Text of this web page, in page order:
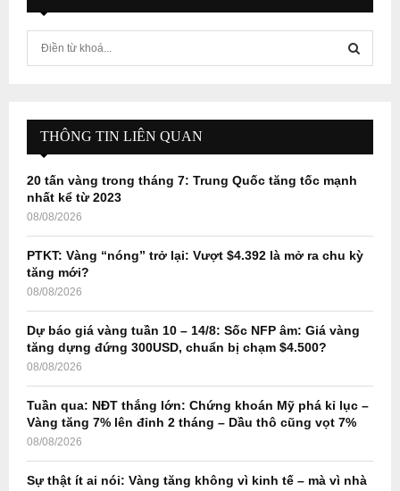
f
r
E
A
H
THÔNG TIN LIÊN QUAN
20 tấn vàng trong tháng 7: Trung Quốc tăng tốc mạnh
nhất kể từ 2023
08/08/2026
PTKT: Vàng “nóng” trở lại: Vượt $4.392 là mở ra chu kỳ
tăng mới?
08/08/2026
Dự báo giá vàng tuần 10 – 14/8: Sốc NFP âm: Giá vàng
tăng dựng đứng 300USD, chuẩn bị chạm $4.500?
08/08/2026
Tuần qua: NĐT thắng lớn: Chứng khoán Mỹ phá kỉ lục –
Vàng tăng 7% lên đỉnh 2 tháng – Dầu thô cũng vọt 7%
08/08/2026
Sự thật ít ai nói: Vàng tăng không vì kinh tế – mà vì nhà